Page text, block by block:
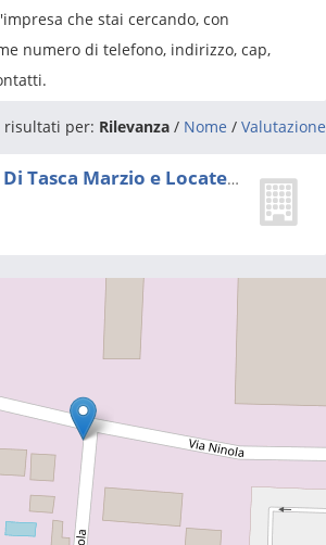
che stai cercando, con
numero di telefono, indirizzo, cap,
risultati per: Rilevanza / Nome / Valutazione
Alma Meccanica Di Tasca Marzio e Locatelli Alessandro (s.n.c.)